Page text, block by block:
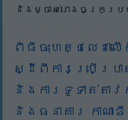
និងម្ចាស់រោងចក្រប្រ
ពិធីចុះហត្ថលេខា
ស្ដីពីការប្រើប្រា
និងការទូទាត់តា
និងធនាគារ កាណាឌី